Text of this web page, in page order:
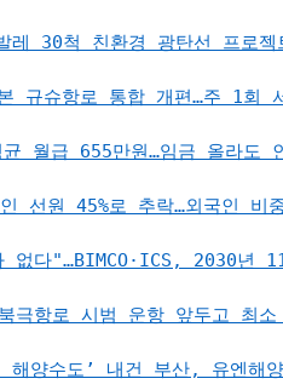
레 30척 친환경 광탄선 프로
규슈항로 통합 개편…주 1회
월급 655만원…임금 올라도
선원 45%로 추락…외국인 비
없다"…BIMCO·ICS, 2030년
극항로 시범 운항 앞두고 최
해양수도’ 내건 부산, 유엔해